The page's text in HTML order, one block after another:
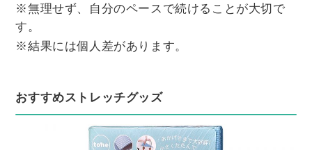
※無理せず、自分のペースで続けることが大切で
す。
※結果には個人差があります。
おすすめストレッチグッズ